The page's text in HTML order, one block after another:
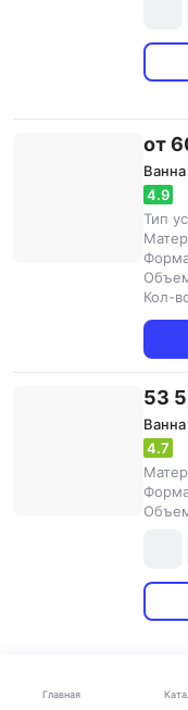
Главная
от
4.9
Тип
Кол-
53
4.7